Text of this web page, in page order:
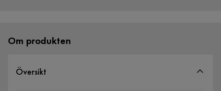
Om produkten
Översikt